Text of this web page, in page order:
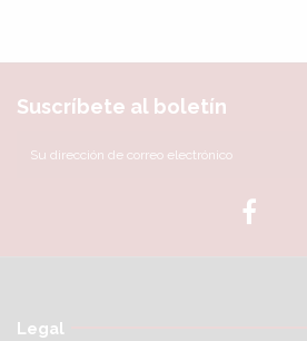
Suscríbete al boletín
Legal